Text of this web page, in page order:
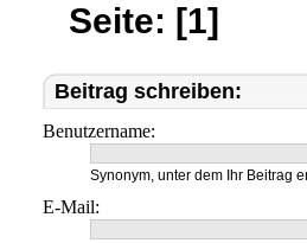
Seite: [1]
Beitrag schreiben:
Benutzername:
Synonym, unter dem Ihr Beitrag
E-Mail: